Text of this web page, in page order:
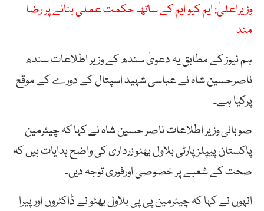
وزیراعلیٰ: ایم کیو ایم کے ساتھ حکمت عملی بنانے پر رضا
مند
ہم نیوز کے مطابق یہ دعویٰ سندھ کے وزیر اطلاعات سندھ
ناصرحسین شاہ نے عباسی شہید اسپتال کے دورے کے موقع
پرکیا ہے۔
صوبائی وزیر اطلاعات ناصر حسین شاہ نے کہا کہ چیئرمین
پاکستان پیپلزپارٹی بلاول بھٹو زرداری کی واضح ہدایات ہیں کہ
صحت کے شعبے پر خصوصی اورفوری توجہ دیں۔
انہوں نے کہا کہ چیئرمین پی پی بلاول بھٹو نے ڈاکٹروں اور پیرا